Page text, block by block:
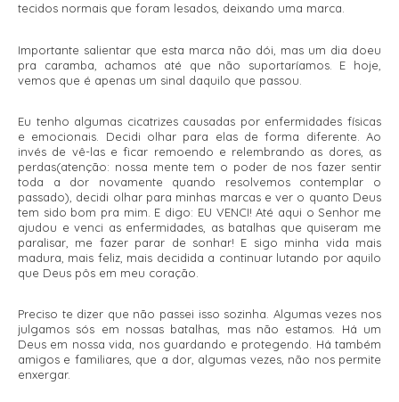
tecidos normais que foram lesados, deixando uma marca.
Importante salientar que esta marca não dói, mas um dia doeu
pra caramba, achamos até que não suportaríamos. E hoje,
vemos que é apenas um sinal daquilo que passou.
Eu tenho algumas cicatrizes causadas por enfermidades físicas
e emocionais. Decidi olhar para elas de forma diferente. Ao
invés de vê-las e ficar remoendo e relembrando as dores, as
perdas(atenção: nossa mente tem o poder de nos fazer sentir
toda a dor novamente quando resolvemos contemplar o
passado), decidi olhar para minhas marcas e ver o quanto Deus
tem sido bom pra mim. E digo: EU VENCI! Até aqui o Senhor me
ajudou e venci as enfermidades, as batalhas que quiseram me
paralisar, me fazer parar de sonhar! E sigo minha vida mais
madura, mais feliz, mais decidida a continuar lutando por aquilo
que Deus pôs em meu coração.
Preciso te dizer que não passei isso sozinha. Algumas vezes nos
julgamos sós em nossas batalhas, mas não estamos. Há um
Deus em nossa vida, nos guardando e protegendo. Há também
amigos e familiares, que a dor, algumas vezes, não nos permite
enxergar.